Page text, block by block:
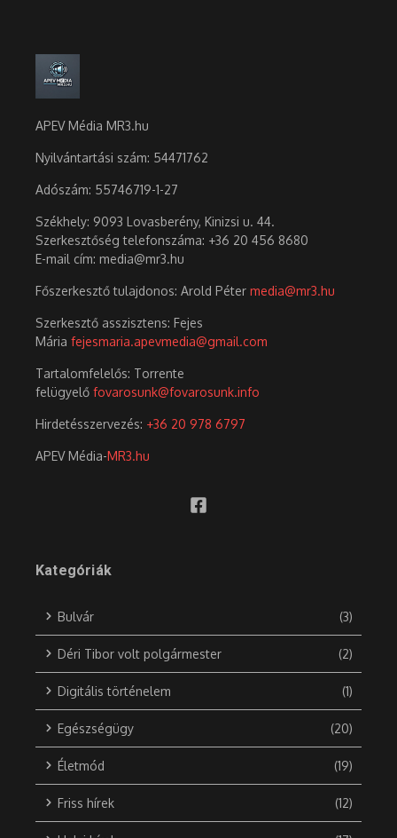
APEV Média MR3.hu
Nyilvántartási szám: 54471762
Adószám: 55746719-1-27
Székhely: 9093 Lovasberény, Kinizsi u. 44.
Szerkesztőség telefonszáma: +36 20 456 8680
E-mail cím: media@mr3.hu
Főszerkesztő tulajdonos: Arold Péter media@mr3.hu
Szerkesztő asszisztens: Fejes
Mária fejesmaria.apevmedia@gmail.com
Tartalomfelelős: Torrente
felügyelő fovarosunk@fovarosunk.info
Hirdetésszervezés: +36 20 978 6797
APEV Média-MR3.hu
Kategóriák
Bulvár (3)
Déri Tibor volt polgármester (2)
Digitális történelem (1)
Egészségügy (20)
Életmód (19)
Friss hírek (12)